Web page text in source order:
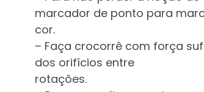
marcador de ponto para
cor.
– Faça crocorrê com força
dos orifícios entre
rotações.